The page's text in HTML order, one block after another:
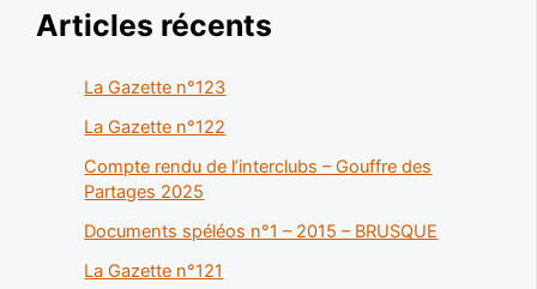
Articles récents
La Gazette n°123
La Gazette n°122
Compte rendu de l’interclubs – Gouffre des
Partages 2025
Documents spéléos n°1 – 2015 – BRUSQUE
La Gazette n°121